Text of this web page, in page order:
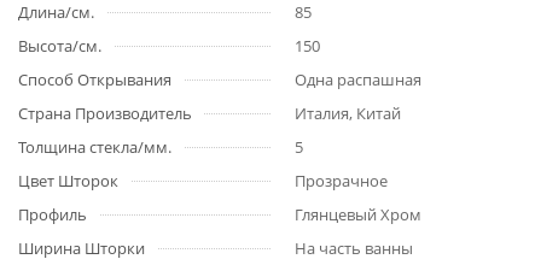
Длина/см.
85
Высота/см.
150
Способ Открывания
Одна распашная
Страна Производитель
Италия, Китай
Толщина стекла/мм.
5
Цвет Шторок
Прозрачное
Профиль
Глянцевый Хром
Ширина Шторки
На часть ванны